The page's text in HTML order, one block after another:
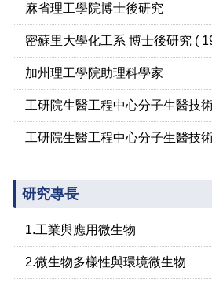
麻省理工學院博士後研究
密蘇里大學化工系 博士後研究 (
加州理工學院助理科學家
工研院生醫工程中心分子生醫技
工研院生醫工程中心分子生醫技
研究專長
1.工業與應用微生物
2.微生物多樣性與環境微生物